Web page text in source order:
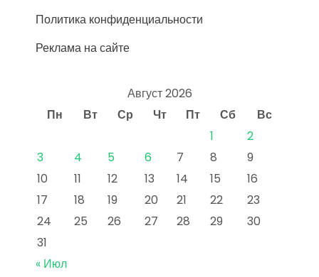
Политика конфиденциальности
Реклама на сайте
Август 2026
Пн
Вт Ср Чт Пт Сб
Вс
1
2
3
4 5 6 7 8
9
10
11 12 13 14 15
16
17
18 19 20 21 22
23
24
25 26 27 28 29
30
31
« Июл